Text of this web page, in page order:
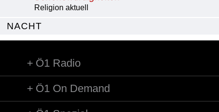
Religion aktuell
NACHT
Ö1 Radio
Ö1 On Demand